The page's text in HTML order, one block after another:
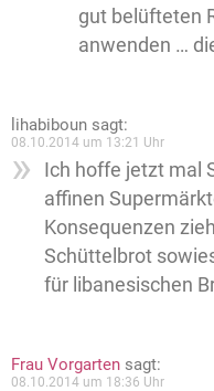
gut belüfteten
anwenden …
lihabiboun sagt:
08.10.2014 um 13:21 Uhr
Ich hoffe jetzt mal
affinen
Konsequenzen
Schüttelbrot
für libanesischen
Frau Vorgarten sagt:
08.10.2014 um 18:36 Uhr